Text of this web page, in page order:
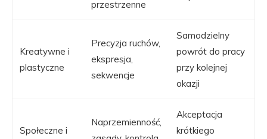
przestrzenne
Kreatywne i
plastyczne
Precyzja ruchów,
ekspresja,
sekwencje
Samodzielny
powrót do pracy
przy kolejnej
okazji
Społeczne i
Naprzemienność,
Akceptacja
krótkiego